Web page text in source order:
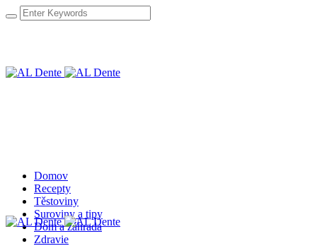
Domov
Recepty
Těstoviny
Suroviny a tipy
Dom a záhrada
Zdravie